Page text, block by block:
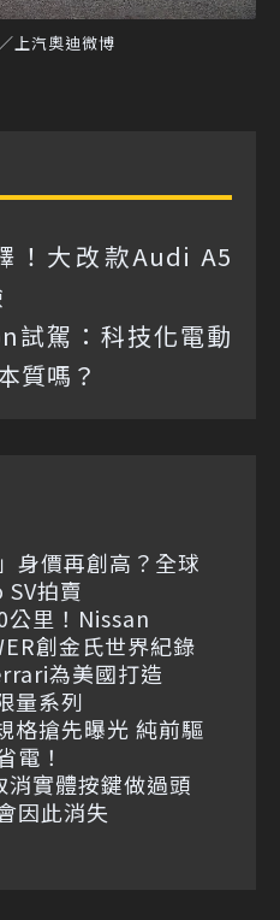
上汽奧迪微博
！大改款Audi A5
試駕：科技化電動
質嗎？
身價再創高？全球
拍賣
里！Nissan
創金氏世界紀錄
為美國打造
量系列
搶先曝光 純前驅
電！
消實體按鍵做過頭
因此消失